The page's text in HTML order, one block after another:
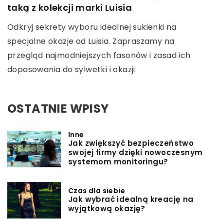
taką z kolekcji marki Luisia
Odkryj sekrety wyboru idealnej sukienki na
specjalne okazje od Luisia. Zapraszamy na
przegląd najmodniejszych fasonów i zasad ich
dopasowania do sylwetki i okazji.
OSTATNIE WPISY
Inne
Jak zwiększyć bezpieczeństwo
swojej firmy dzięki nowoczesnym
systemom monitoringu?
Czas dla siebie
Jak wybrać idealną kreację na
wyjątkową okazję?